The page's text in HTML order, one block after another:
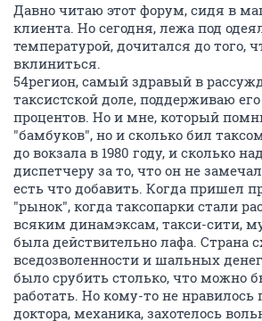
Давно читаю этот форум, сидя в
клиента. Но сегодня, лежа под
температурой, дочитался до того,
вклиниться.
54регион, самый здравый в
таксистской доле, поддерживаю его
процентов. Но и мне, который
"бамбуков", но и сколько бил
до вокзала в 1980 году, и сколько
диспетчеру за то, что он не
есть что добавить. Когда пришел
"рынок", когда таксопарки стали
всяким динамэксам, такси-сити,
была действительно лафа. Страна
вседозволенности и шальных
было срубить столько, что можно
работать. Но кому-то не нравилось
доктора, механика, захотелось